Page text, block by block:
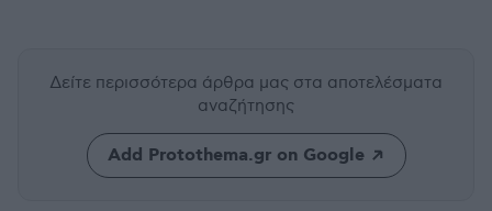
Δείτε περισσότερα άρθρα μας στα αποτελέσματα
αναζήτησης
Add Protothema.gr on Google